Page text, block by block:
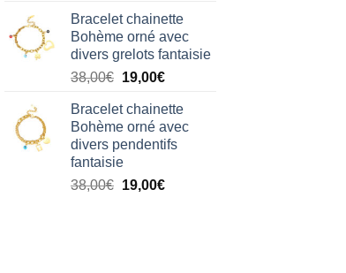
initial
était :
38,00€.
actuel
est :
19,00€.
Bracelet chainette
Bohème orné avec
divers grelots fantaisie
38,00€ Le
initial
était :
38,00€.
19,00€Le
actuel
est :
19,00€.
Bracelet chainette
Bohème orné avec
divers pendentifs
fantaisie
38,00€ Le
19,00€Le